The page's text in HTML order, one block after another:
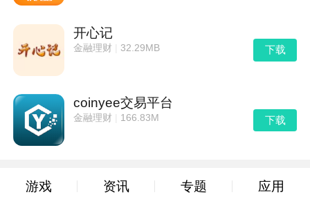
开心记
金融理财 32.29MB 下载
coinyee交易平台
金融理财 166.83M 下载
游戏 资讯 专题 应用